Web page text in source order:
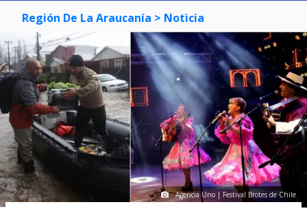
Región De La Araucanía > Noticia
Agencia Uno | Festival Brotes de Chile